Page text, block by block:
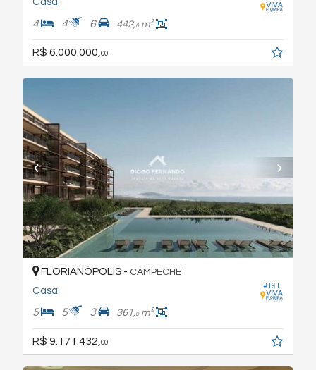
4 4 6 442,0m²
R$ 6.000.000,00
#191
FLORIANÓPOLIS - CAMPECHE
Casa
5 5 3 361,0m²
R$ 9.171.432, 00